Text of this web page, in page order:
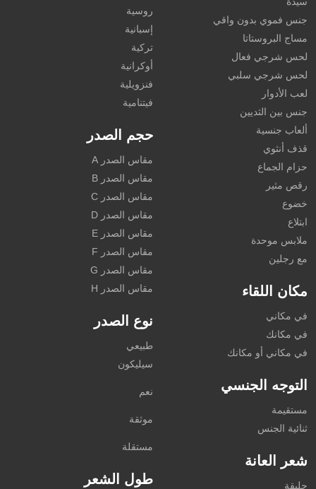
جنس فموي بدون واقي
مساج البروستاتا
لحس شرجي فعال
لحس شرجي سلبي
لعب الأدوار
جنس بين الثديين
ألعاب جنسية
قذف أنثوي
حزام الجماع
رقص مثير
خضوع
ابتلاع
ملابس موحدة
مع رجلين
مكان اللقاء
في مكاني
في مكانك
في مكاني أو مكانك
التوجه الجنسي
مستقيمة
ثنائية الجنس
شعر العانة
حليقة
روسية
إسبانية
تركية
أوكرانية
فنزويلية
فيتنامية
حجم الصدر
مقاس الصدر A
مقاس الصدر B
مقاس الصدر C
مقاس الصدر D
مقاس الصدر E
مقاس الصدر F
مقاس الصدر G
مقاس الصدر H
نوع الصدر
طبيعي
سيليكون
نعم
موثقة
مستقلة
طول الشعر